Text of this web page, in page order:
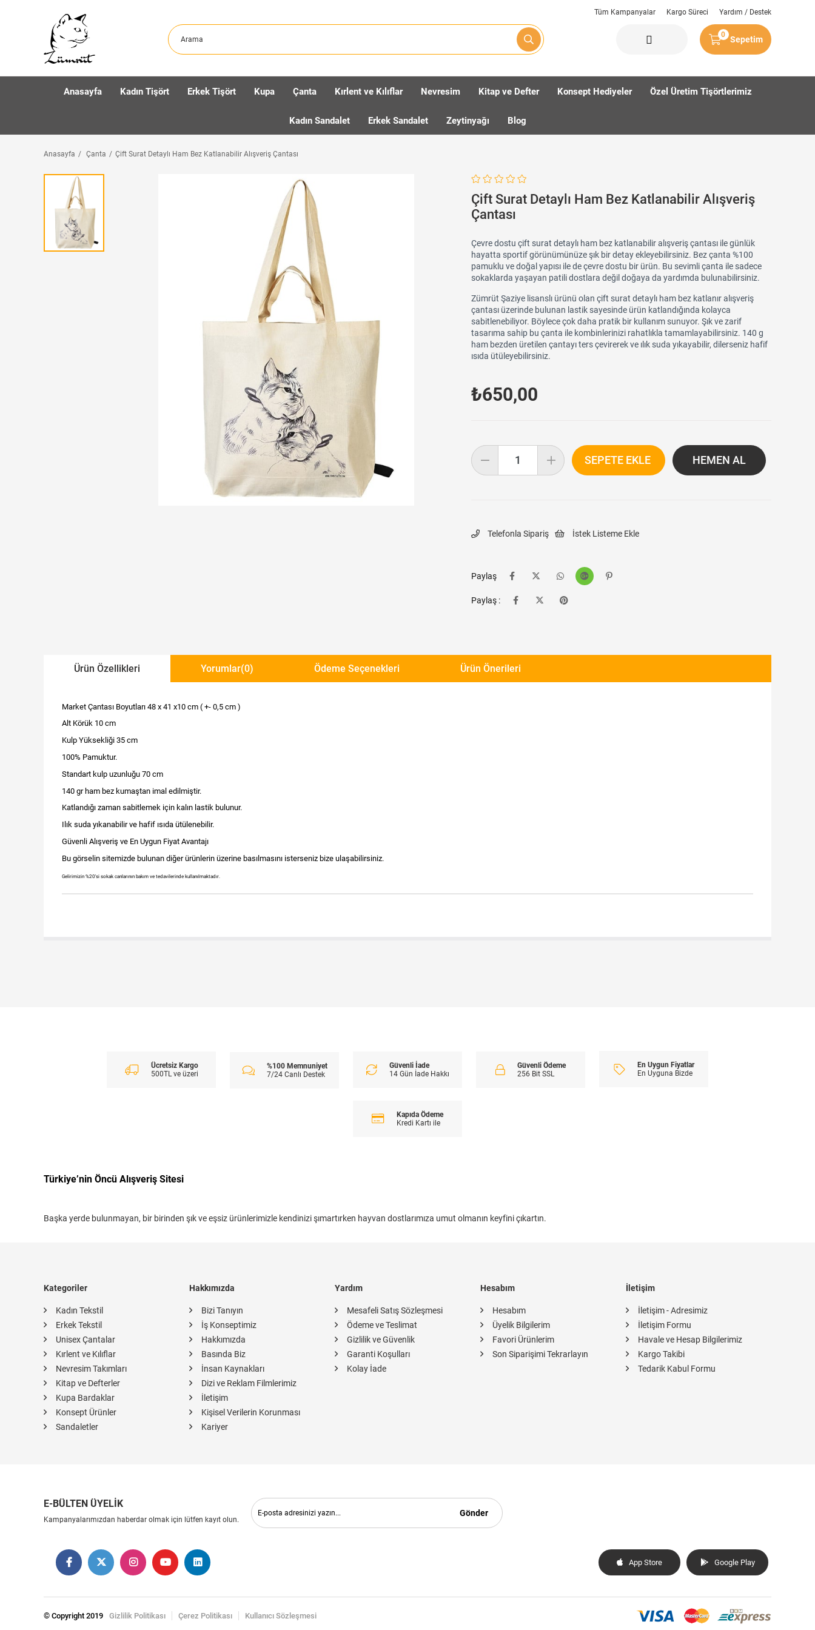
Sepetim
0
Tüm Kampanyalar Kargo Süreci Yardım / Destek
Anasayfa Kadın Tişört Erkek Tişört Kupa Çanta Kırlent ve Kılıflar Nevresim Kitap ve Defter Konsept Hediyeler Özel Üretim Tişörtlerimiz
Kadın Sandalet Erkek Sandalet Zeytinyağı Blog
Anasayfa Çanta Çift Surat Detaylı Ham Bez Katlanabilir Alışveriş Çantası
Çift Surat Detaylı Ham Bez Katlanabilir Alışveriş
Çantası
Çevre dostu çift surat detaylı ham bez katlanabilir alışveriş çantası ile günlük
hayatta sportif görünümünüze şık bir detay ekleyebilirsiniz. Bez çanta %100
pamuklu ve doğal yapısı ile de çevre dostu bir ürün. Bu sevimli çanta ile sadece
sokaklarda yaşayan patili dostlara değil doğaya da yardımda bulunabilirsiniz.
Zümrüt Şaziye lisanslı ürünü olan çift surat detaylı ham bez katlanır alışveriş
çantası üzerinde bulunan lastik sayesinde ürün katlandığında kolayca
sabitlenebiliyor. Böylece çok daha pratik bir kullanım sunuyor. Şık ve zarif
tasarıma sahip bu çanta ile kombinlerinizi rahatlıkla tamamlayabilirsiniz. 140 g
ham bezden üretilen çantayı ters çevirerek ve ılık suda yıkayabilir, dilerseniz hafif
ısıda ütüleyebilirsiniz.
₺650,00
Telefonla Sipariş İstek Listeme Ekle
Paylaş
Paylaş :
Ürün Özellikleri Yorumlar(0) Ödeme Seçenekleri Ürün Önerileri
Market Çantası Boyutları 48 x 41 x10 cm ( +- 0,5 cm )
Alt Körük 10 cm
Kulp Yüksekliği 35 cm
100% Pamuktur.
Standart kulp uzunluğu 70 cm
140 gr ham bez kumaştan imal edilmiştir.
Katlandığı zaman sabitlemek için kalın lastik bulunur.
Ilık suda yıkanabilir ve hafif ısıda ütülenebilir.
Güvenli Alışveriş ve En Uygun Fiyat Avantajı
Bu görselin sitemizde bulunan diğer ürünlerin üzerine basılmasını isterseniz bize ulaşabilirsiniz.
Gelirimizin %20'si sokak canlarının bakım ve tedavilerinde kullanılmaktadır.
Ücretsiz Kargo
500TL ve üzeri
%100 Memnuniyet
7/24 Canlı Destek
Güvenli İade
14 Gün İade Hakkı
Güvenli Ödeme
256 Bit SSL
En Uygun Fiyatlar
En Uyguna Bizde
Kapıda Ödeme
Kredi Kartı ile
Türkiye’nin Öncü Alışveriş Sitesi
Başka yerde bulunmayan, bir birinden şık ve eşsiz ürünlerimizle kendinizi şımartırken hayvan dostlarımıza umut olmanın keyfini çıkartın.
Kategoriler
Kadın Tekstil
Erkek Tekstil
Unisex Çantalar
Kırlent ve Kılıflar
Nevresim Takımları
Kitap ve Defterler
Kupa Bardaklar
Konsept Ürünler
Sandaletler
Hakkımızda
Bizi Tanıyın
İş Konseptimiz
Hakkımızda
Basında Biz
İnsan Kaynakları
Dizi ve Reklam Filmlerimiz
İletişim
Kişisel Verilerin Korunması
Kariyer
Yardım
Mesafeli Satış Sözleşmesi
Ödeme ve Teslimat
Gizlilik ve Güvenlik
Garanti Koşulları
Kolay İade
Hesabım
Hesabım
Üyelik Bilgilerim
Favori Ürünlerim
Son Siparişimi Tekrarlayın
İletişim
İletişim - Adresimiz
İletişim Formu
Havale ve Hesap Bilgilerimiz
Kargo Takibi
Tedarik Kabul Formu
E-BÜLTEN ÜYELİK
Kampanyalarımızdan haberdar olmak için lütfen kayıt olun.
Gönder
App Store Google Play
© Copyright 2019 Gizlilik Politikası Çerez Politikası Kullanıcı Sözleşmesi